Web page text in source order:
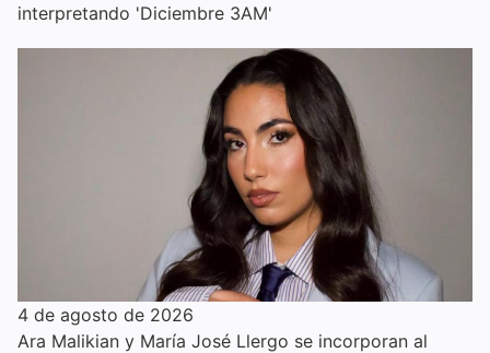
interpretando 'Diciembre 3AM'
4 de agosto de 2026
Ara Malikian y María José Llergo se incorporan al